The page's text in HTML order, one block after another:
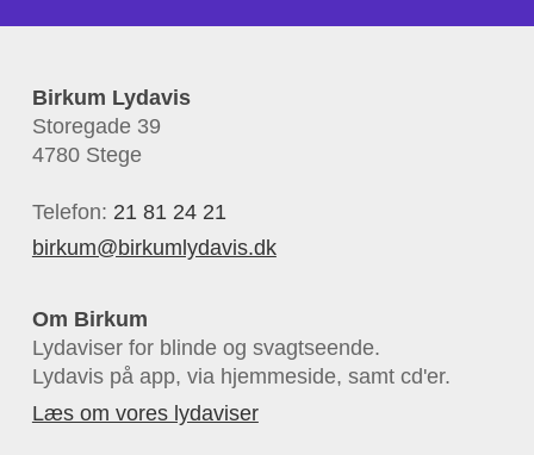
Birkum Lydavis
Storegade 39
4780 Stege
Telefon: 21 81 24 21
birkum@birkumlydavis.dk
Om Birkum
Lydaviser for blinde og svagtseende.
Lydavis på app, via hjemmeside, samt cd'er.
Læs om vores lydaviser